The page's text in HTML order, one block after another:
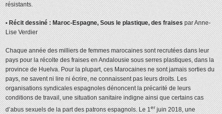
résistants.
• Récit dessiné : Maroc-Espagne, Sous le plastique, des fraisespar Anne-
Lise Verdier
Chaque année des milliers de femmes marocaines sont recrutées dans leur
pays pour la récolte des fraises en Andalousie sous serres plastiques, dans la
province de Huelva. Pour la plupart, ces Marocaines ne sont jamais sorties du
pays, ne savent ni lire ni écrire, ne connaissent pas leurs droits. Les
organisations syndicales espagnoles dénoncent la précarité de leurs
conditions de travail, une situation sanitaire indigne ainsi que certains cas
d’abus sexuels de la part des patrons espagnols. Le 1erjuin 2018, une